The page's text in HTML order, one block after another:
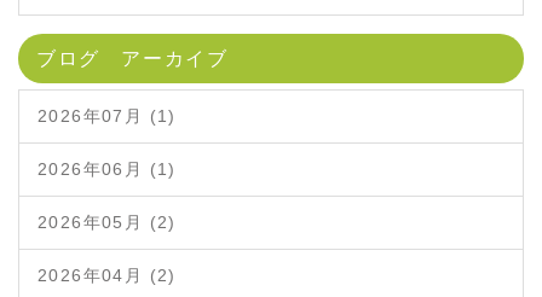
ブログ アーカイブ
2026年07月 (1)
2026年06月 (1)
2026年05月 (2)
2026年04月 (2)